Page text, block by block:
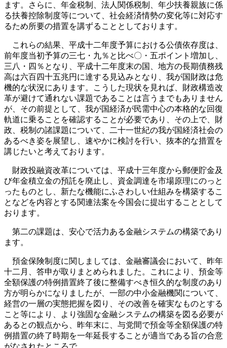
ます。さらに、年金税制、法人関係税制、年少扶養親族に係
る扶養控除制度等について、社会経済情勢の変化等に対応す
るため所要の措置を講ずることとしております。
これらの結果、平成十二年度予算における公債依存度は、
前年度当初予算の三七・九％と比べ〇・五ポイント増加し、
三八・四％となり、平成十二年度末の国、地方の長期債務残
高は六百四十五兆円に達する見込みとなり、我が国財政は危
機的な状況にあります。こうした現状を見れば、財政構造改
革が避けて通れない課題であることは言うまでもありません
が、その前提として、我が国経済が民需中心の本格的な回復
軌道に乗ることを確認することが必要であり、その上で、財
政、税制の諸課題について、二十一世紀の我が国経済社会の
あるべき姿を展望し、速やかに検討を行い、抜本的な措置を
講じたいと考えております。
財政投融資改革については、平成十三年度から郵便貯金及
び年金積立金の預託を廃止し、資金調達を市場原理にのっと
ったものとし、新たな機能にふさわしい仕組みを構築するこ
となどを内容とする関連法案を今国会に提出することとして
おります。
第二の課題は、安心で活力ある金融システムの構築であり
ます。
預金保険制度に関しましては、金融審議会において、昨年
十二月、答申が取りまとめられました。これにより、預金等
全額保護の特例措置終了後に整備すべき恒久的な制度のあり
方が明らかになりましたが、一部の中小金融機関について、
経営の一層の実態把握を図り、その改善を確実なものとする
こと等により、より強固な金融システムの構築を図る必要が
あるとの観点から、昨年末に、与党間で預金等全額保護の特
例措置の終了時期を一年延長することが適当である旨の合意
がなされたところで